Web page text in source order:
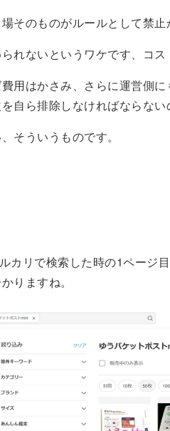
そのものがルールとして禁止
れないというワケです、コス
用はかさみ、さらに運営側
自ら排除しなければならない
そういうものです。
カリで検索した時の1ページ
りますね。